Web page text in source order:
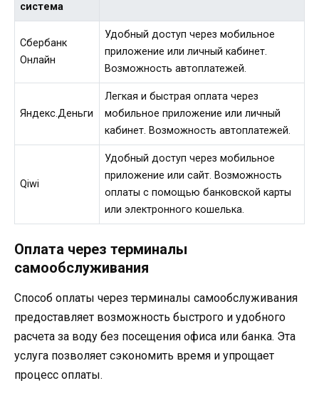
система
Сбербанк
Онлайн
Удобный доступ через мобильное
приложение или личный кабинет.
Возможность автоплатежей.
Яндекс.Деньги
Легкая и быстрая оплата через
мобильное приложение или личный
кабинет. Возможность автоплатежей.
Qiwi
Удобный доступ через мобильное
приложение или сайт. Возможность
оплаты с помощью банковской карты
или электронного кошелька.
Оплата через терминалы
самообслуживания
Способ оплаты через терминалы самообслуживания
предоставляет возможность быстрого и удобного
расчета за воду без посещения офиса или банка. Эта
услуга позволяет сэкономить время и упрощает
процесс оплаты.